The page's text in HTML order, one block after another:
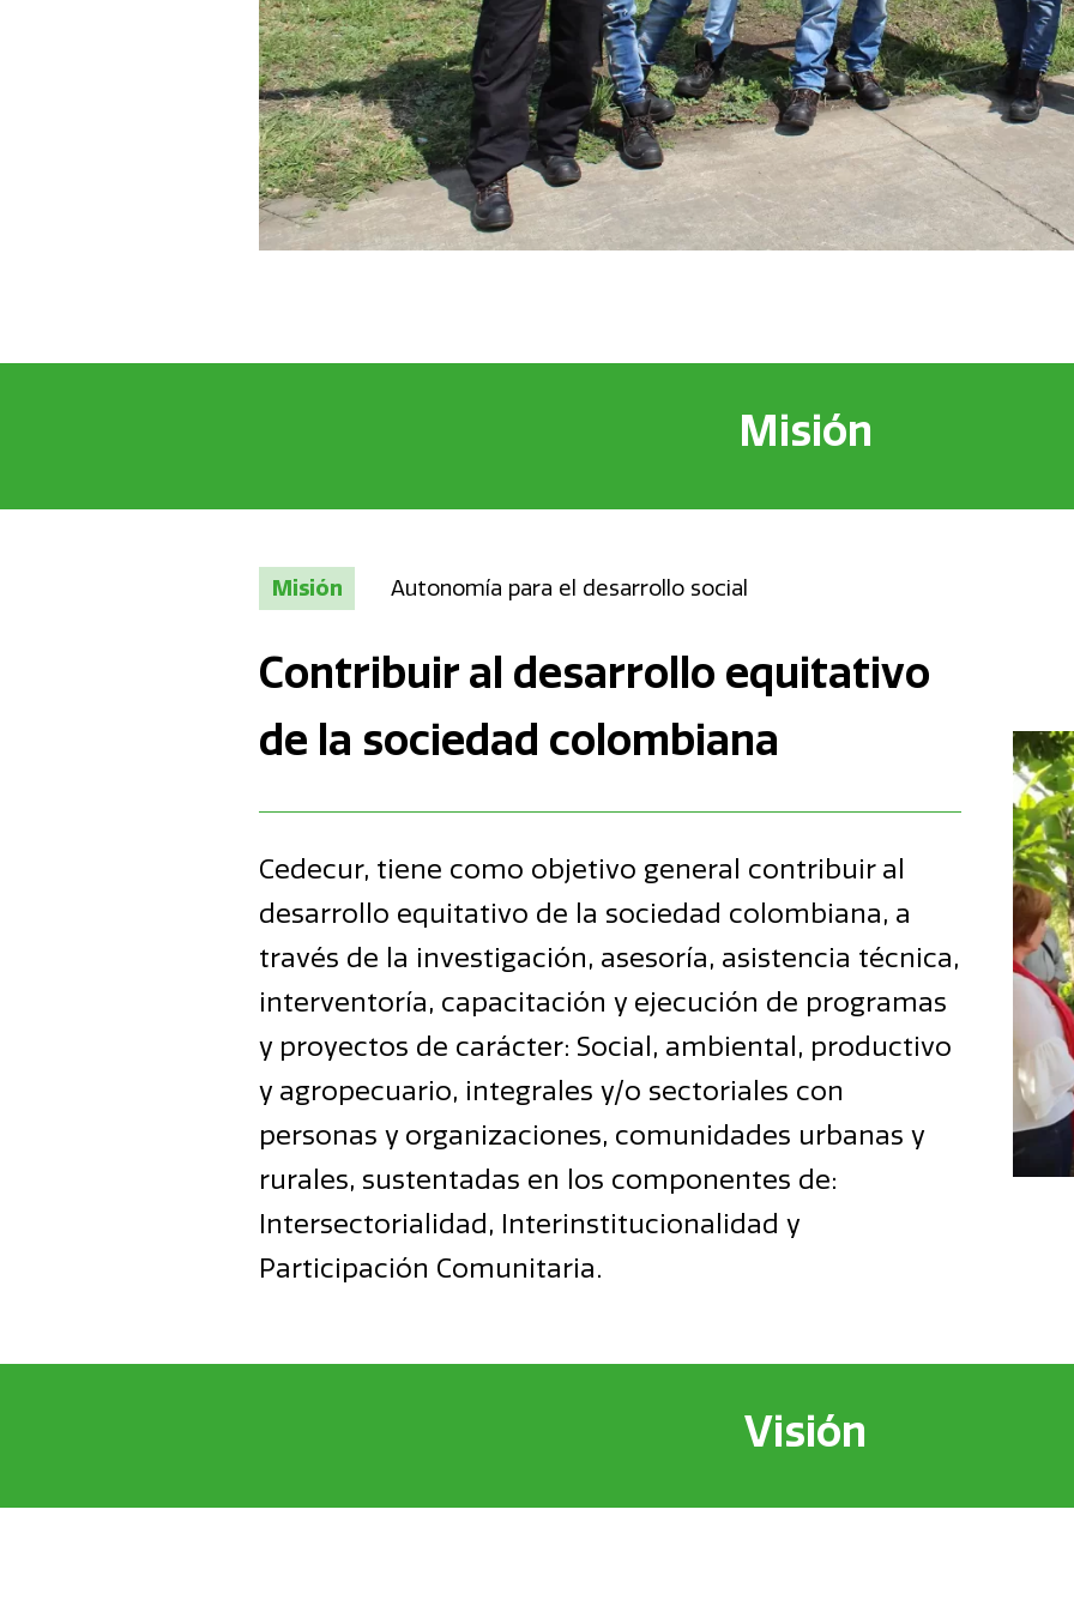
Misión
Misión Autonomía para el desarrollo social
Contribuir al desarrollo equitativo
de la sociedad colombiana
Cedecur, tiene como objetivo general contribuir al
desarrollo equitativo de la sociedad colombiana, a
través de la investigación, asesoría, asistencia técnica,
interventoría, capacitación y ejecución de programas
y proyectos de carácter: Social, ambiental, productivo
y agropecuario, integrales y/o sectoriales con
personas y organizaciones, comunidades urbanas y
rurales, sustentadas en los componentes de:
Intersectorialidad, Interinstitucionalidad y
Participación Comunitaria.
Visión